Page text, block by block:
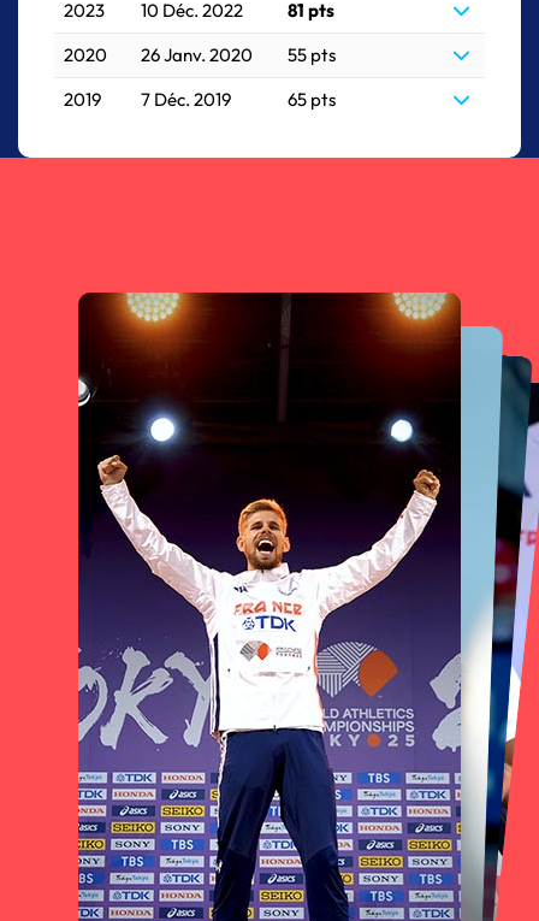
2023 10 Déc. 2022
81 pts
2020
26 Janv. 2020
55 pts
2019
7 Déc. 2019 65 pts